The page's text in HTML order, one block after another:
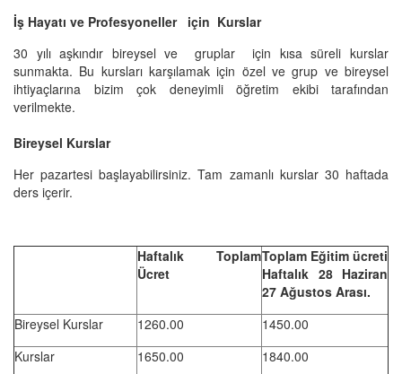
İş Hayatı ve Profesyoneller için Kurslar
30 yılı aşkındır bireysel ve gruplar için kısa süreli kurslar
sunmakta. Bu kursları karşılamak için özel ve grup ve bireysel
ihtiyaçlarına bizim çok deneyimli öğretim ekibi tarafından
verilmekte.
Bireysel Kurslar
Her pazartesi başlayabilirsiniz. Tam zamanlı kurslar 30 haftada
ders içerir.
Haftalık Toplam
Ücret
Toplam Eğitim ücreti
Haftalık 28 Haziran
27 Ağustos Arası.
Bireysel Kurslar
1260.00
1450.00
Kurslar
1650.00 1840.00